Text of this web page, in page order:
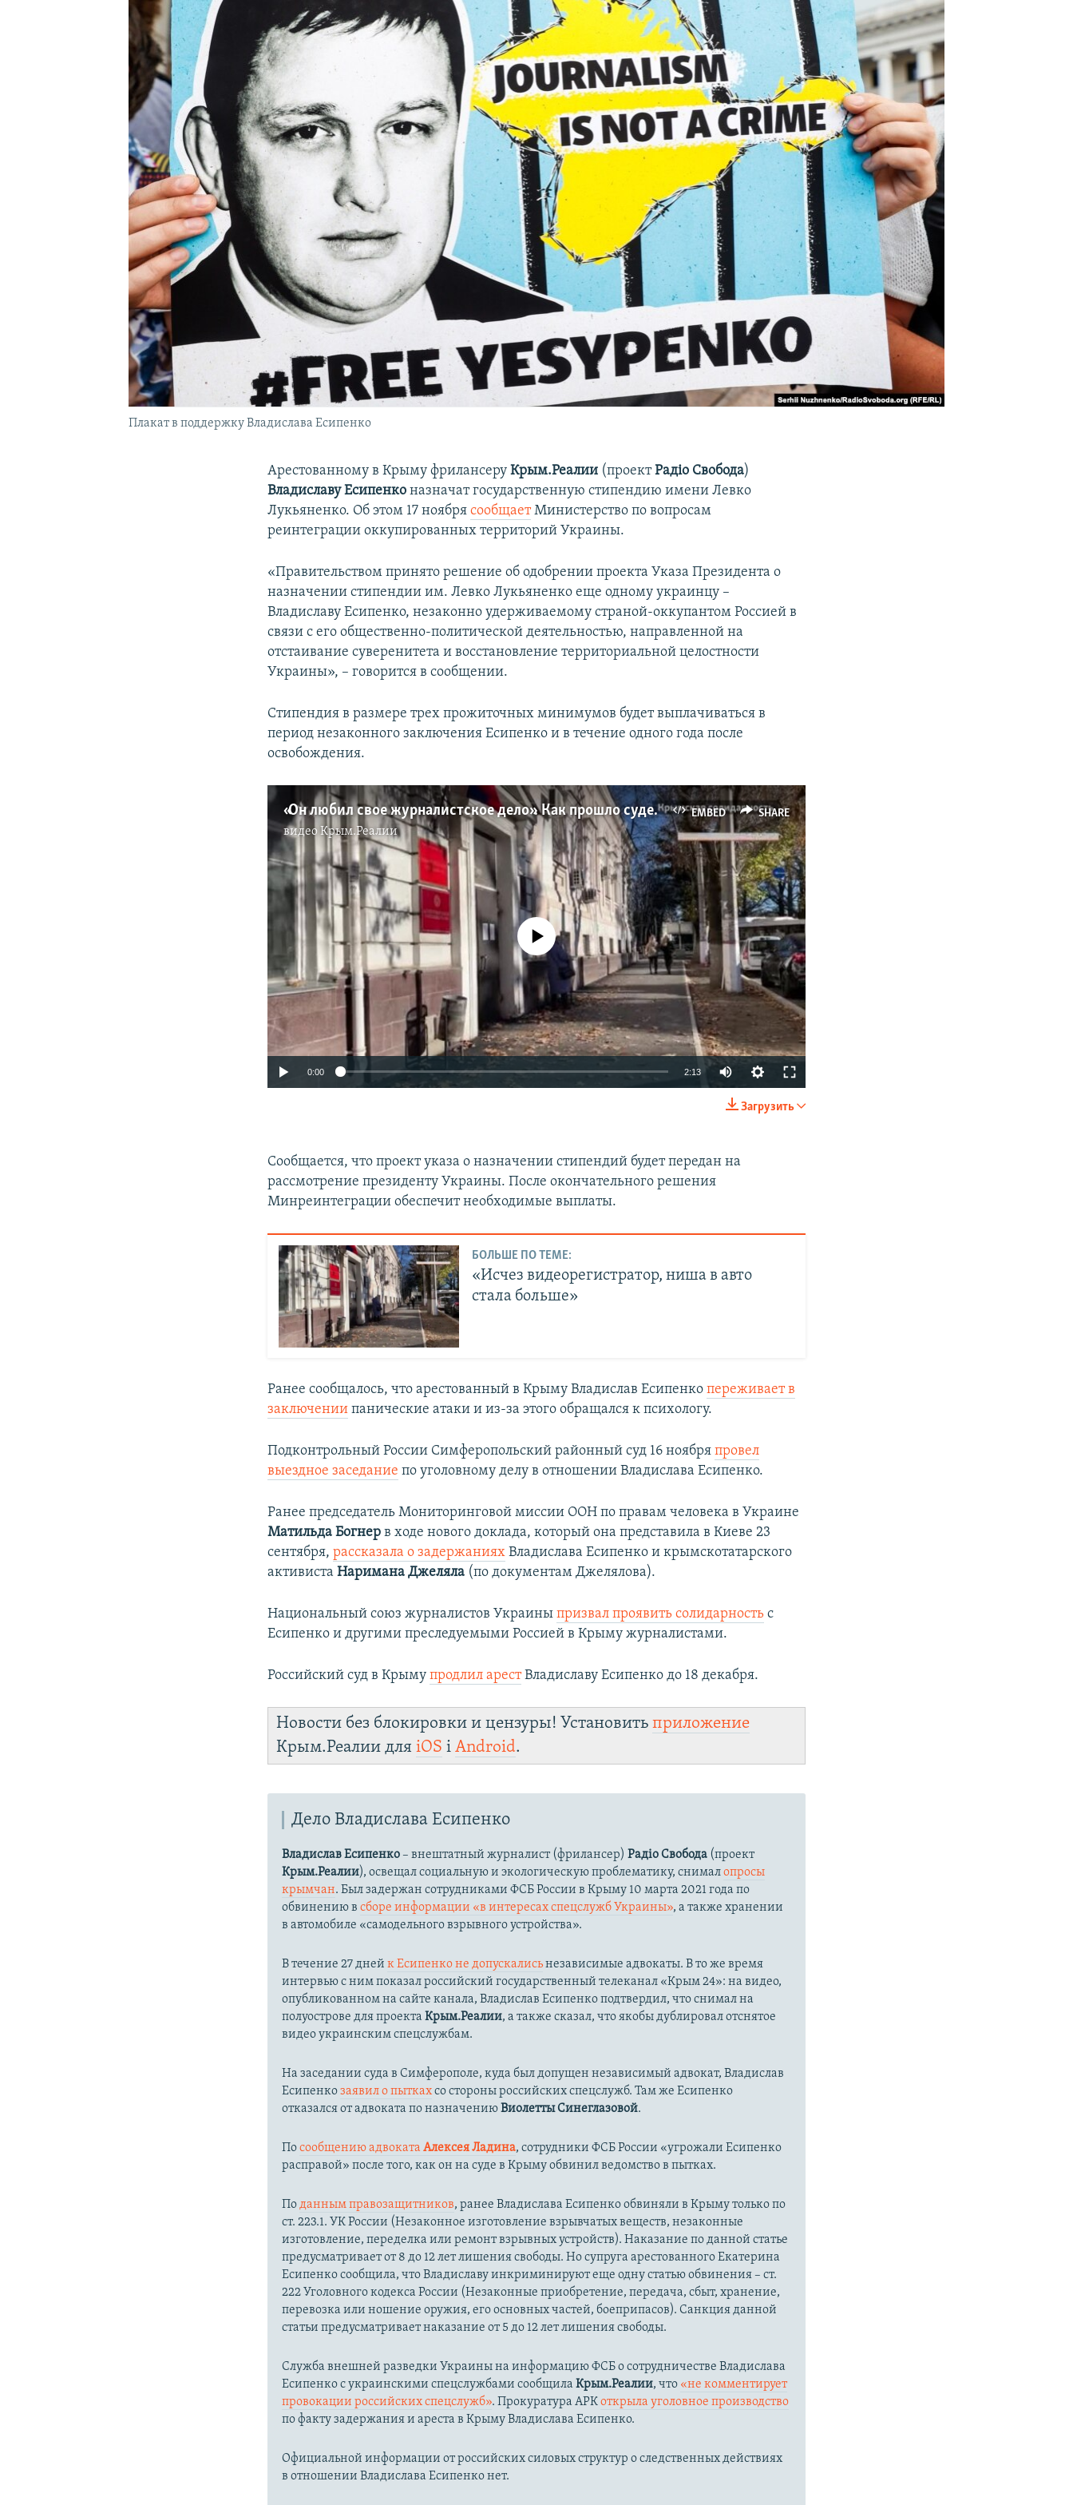
УКРАИНСКАЯ ПРОБЛЕМА КРЫМА
Плакат в поддержку Владислава Есипенко
Арестованному в Крыму фрилансеруКрым.Реалии (проектРадіо Свобода)
Владиславу Есипенко назначат государственную стипендию имени Левко
Лукьяненко. Об этом 17 ноябрясообщаетМинистерство по вопросам
реинтеграции оккупированных территорий Украины.
«Правительством принято решение об одобрении проекта Указа Президента о
назначении стипендии им. Левко Лукьяненко еще одному украинцу –
Владиславу Есипенко, незаконно удерживаемому страной-оккупантом Россией в
связи с его общественно-политической деятельностью, направленной на
отстаивание суверенитета и восстановление территориальной целостности
Украины», – говорится в сообщении.
Стипендия в размере трех прожиточных минимумов будет выплачиваться в
период незаконного заключения Есипенко и в течение одного года после
освобождения.
EMBED SHARE
«Он любил свое журналистское дело». Как прошло судебное заседание по делу Владислава Есипенко (видео)
видеоКрым.Реалии
SHARE
No media source currently available
0:00 2:13
Загрузить
Сообщается, что проект указа о назначении стипендий будет передан на
рассмотрение президенту Украины. После окончательного решения
Минреинтеграции обеспечит необходимые выплаты.
БОЛЬШЕ ПО ТЕМЕ:
«Исчез видеорегистратор, ниша в авто
стала больше»
Ранее сообщалось, что арестованный в Крыму Владислав Есипенко переживает в
заключении панические атаки и из-за этого обращался к психологу.
Подконтрольный России Симферопольский районный суд 16 ноябряпровел
выездное заседание по уголовному делу в отношении Владислава Есипенко.
Ранее председатель Мониторинговой миссии ООН по правам человека в Украине
Матильда Богнерв ходе нового доклада, который она представила в Киеве 23
сентября,рассказала о задержаниях Владислава Есипенко и крымскотатарского
активистаНаримана Джеляла (по документам Джелялова).
Национальный союз журналистов Украиныпризвал проявить солидарность с
Есипенко и другими преследуемыми Россией в Крыму журналистами.
Российский суд в Крымупродлил арестВладиславу Есипенко до 18 декабря.
Новости без блокировки и цензуры! Установитьприложение
Крым.Реалии дляiOS іAndroid.
Дело Владислава Есипенко
Владислав Есипенко– внештатный журналист (фрилансер)Радіо Свобода (проект
Крым.Реалии), освещал социальную и экологическую проблематику, снималопросы
крымчан. Был задержан сотрудниками ФСБ России в Крыму 10 марта 2021 года по
обвинению всборе информации «в интересах спецслужб Украины», а также хранении
в автомобиле «самодельного взрывного устройства».
В течение 27 днейк Есипенко не допускалисьнезависимые адвокаты. В то же время
интервью с ним показал российский государственный телеканал «Крым 24»: на видео,
опубликованном на сайте канала, Владислав Есипенко подтвердил, что снимал на
полуострове для проектаКрым.Реалии, а также сказал, что якобы дублировал отснятое
видео украинским спецслужбам.
На заседании суда в Симферополе, куда был допущен независимый адвокат, Владислав
Есипенкозаявил о пыткахсо стороны российских спецслужб. Там же Есипенко
отказался от адвоката по назначениюВиолетты Синеглазовой.
Посообщению адвокатаАлексея Ладина, сотрудники ФСБ России «угрожали Есипенко
расправой» после того, как он на суде в Крыму обвинил ведомство в пытках.
Поданным правозащитников, ранее Владислава Есипенко обвиняли в Крыму только по
ст. 223.1. УК России (Незаконное изготовление взрывчатых веществ, незаконные
изготовление, переделка или ремонт взрывных устройств). Наказание по данной статье
предусматривает от 8 до 12 лет лишения свободы. Но супруга арестованного Екатерина
Есипенко сообщила, что Владиславу инкриминируют еще одну статью обвинения – ст.
222 Уголовного кодекса России (Незаконные приобретение, передача, сбыт, хранение,
перевозка или ношение оружия, его основных частей, боеприпасов). Санкция данной
статьи предусматривает наказание от 5 до 12 лет лишения свободы.
Служба внешней разведки Украины на информацию ФСБ о сотрудничестве Владислава
Есипенко с украинскими спецслужбами сообщилаКрым.Реалии, что «не комментирует
провокации российских спецслужб». Прокуратура АРКоткрыла уголовное производство
по факту задержания и ареста в Крыму Владислава Есипенко.
Официальной информации от российских силовых структур о следственных действиях
в отношении Владислава Есипенко нет.